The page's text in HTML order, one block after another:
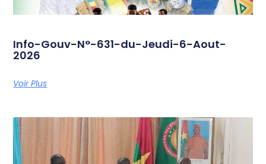
Info-Gouv-N°-631-du-Jeudi-6-Aout-
2026
Voir Plus